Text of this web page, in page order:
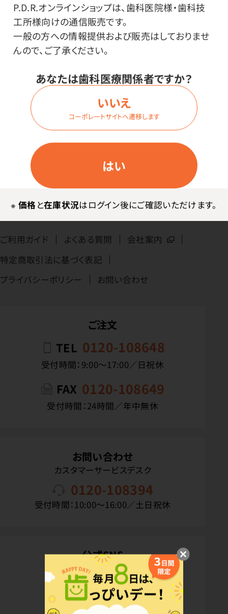
P.D.R.オンラインショップは、歯科医院様・歯科技
工所様向けの通信販売です。
一般の方への情報提供および販売はしておりませ
んので、ご了承ください。
あなたは歯科医療関係者ですか？
はい
いいえ
コーポレートサイトへ遷移します
※ 価格と在庫状況はログイン後にご確認いただけます。
技工関連用品
アウトレット
無料サンプル
カタログ請求
ご利用ガイド よくある質問
会社案内
特定商取引法に基づく表記
プライバシーポリシー
お問い合わせ
ご注文
TEL 0120-108648
受付時間：9:00〜17:00／日祝休
FAX 0120-108649
受付時間：24時間／年中無休
お問い合わせ
カスタマーサービスデスク
0120-108394
受付時間：10:00〜16:00／土日祝休
公式SNS